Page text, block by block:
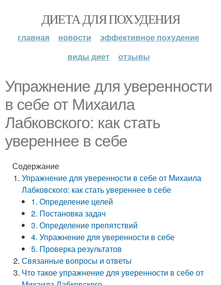
ДИЕТА ДЛЯ ПОХУДЕНИЯ
главная новости
эффективное похудение
виды диет
отзывы
Упражнение для уверенности
в себе от Михаила
Лабковского: как стать
увереннее в себе
Содержание
Упражнение для уверенности в себе от Михаила
Лабковского: как стать увереннее в себе
1. Определение целей
2. Постановка задач
3. Определение препятствий
4. Упражнение для уверенности в себе
5. Проверка результатов
Связанные вопросы и ответы
Что такое упражнение для уверенности в себе от